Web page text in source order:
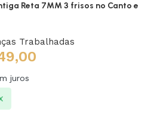
Reta 7MM 3 frisos no Canto e
Trabalhadas
juros